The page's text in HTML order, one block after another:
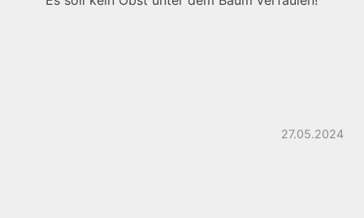
27.05.2024